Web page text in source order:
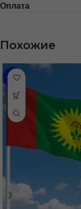
Оплата
Похожие
-36%